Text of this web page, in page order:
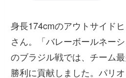
身長174cmのアウトサイド
さん。「バレーボールネー
のブラジル戦では、チーム
勝利に貢献しました。パリ